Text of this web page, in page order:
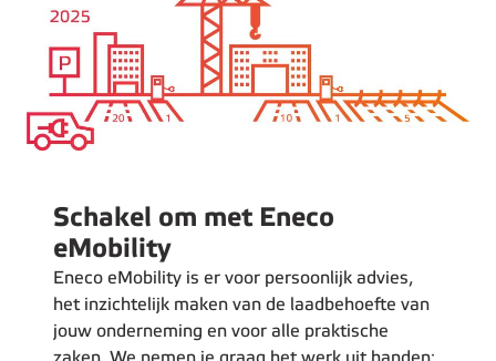
Schakel om met Eneco
eMobility
Eneco eMobility is er voor persoonlijk advies,
het inzichtelijk maken van de laadbehoefte van
jouw onderneming en voor alle praktische